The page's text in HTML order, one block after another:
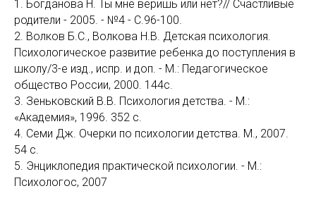
1. Богданова Н. Ты мне веришь или нет?// Счастливые
родители - 2005. - №4 - С.96-100.
2. Волков Б.С., Волкова Н.В. Детская психология.
Психологическое развитие ребенка до поступления в
школу/3-е изд., испр. и доп. - М.: Педагогическое
общество России, 2000. 144с.
3. Зеньковский В.В. Психология детства. - М.:
«Академия», 1996. 352 с.
4. Семи Дж. Очерки по психологии детства. М., 2007.
54 с.
5. Энциклопедия практической психологии. - М.:
Психологос, 2007